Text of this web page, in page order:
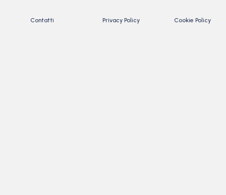
Contatti Privacy Policy Cookie Policy